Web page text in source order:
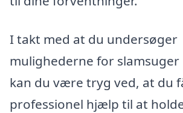
I takt med at du undersøger
mulighederne for slamsuger
kan du være tryg ved, at du
professionel hjælp til at